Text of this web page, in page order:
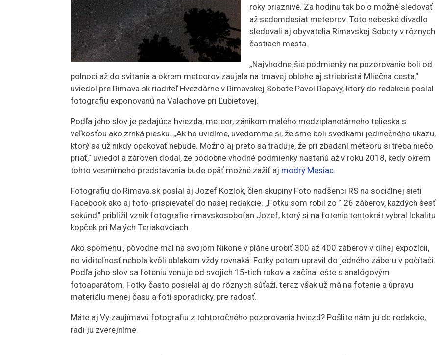
roky priaznivé. Za hodinu tak bolo možné sledovať
až sedemdesiat meteorov. Toto nebeské divadlo
sledovali aj obyvatelia Rimavskej Soboty v rôznych
častiach mesta.
„Najvhodnejšie podmienky na pozorovanie boli od
polnoci až do svitania a okrem meteorov zaujala na tmavej oblohe aj striebristá Mliečna cesta,“
uviedol pre Rimava.sk riaditeľ Hvezdárne v Rimavskej Sobote Pavol Rapavý, ktorý do redakcie poslal
fotografiu exponovanú na Valachove pri Ľubietovej.
Podľa jeho slov je padajúca hviezda, meteor, zánikom malého medziplanetárneho telieska s
veľkosťou ako zrnká piesku. „Ak ho uvidíme, uvedomme si, že sme boli svedkami jedinečného úkazu,
ktorý sa už nikdy opakovať nebude. Možno aj preto sa traduje, že pri zbadaní meteoru si treba niečo
priať,“ uviedol a zároveň dodal, že podobne vhodné podmienky nastanú až v roku 2018, kedy okrem
tohto vesmírneho predstavenia bude opäť možné zažiť aj modrý Mesiac.
Fotografiu do Rimava.sk poslal aj Jozef Kozlok, člen skupiny Foto nadšenci RS na sociálnej sieti
Facebook ako aj foto-prispievateľ do našej redakcie. „Fotku som robil zo 126 záberov, každých šesť
sekúnd," priblížil vznik fotografie rimavskosoboťan Jozef, ktorý si na fotenie tentokrát vybral lokalitu
kopček pri Malých Teriakovciach.
Ako spomenul, pôvodne mal na svojom Nikone v pláne urobiť 300 až 400 záberov v dlhej expozícii,
no viditeľnosť nebola kvôli oblakom vždy rovnaká. Fotky potom upravil do jedného záberu v počítači.
Podľa jeho slov sa foteniu venuje od svojich 15-tich rokov a začínal ešte s analógovým
fotoaparátom. Fotky často posielal aj do rôznych súťaží, teraz však už má na fotenie a úpravu
materiálu menej času a fotí sporadicky, pre radosť.
Máte aj Vy zaujímavú fotografiu z tohtoročného pozorovania hviezd? Pošlite nám ju do redakcie,
radi ju zverejníme.